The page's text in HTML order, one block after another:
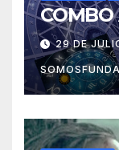
29 DE